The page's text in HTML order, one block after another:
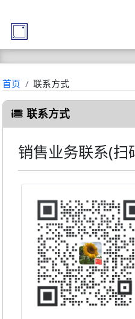
首页 联系方式
联系方式
销售业务联系(扫